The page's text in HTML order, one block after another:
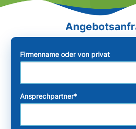
Firmenname oder von privat
Ansprechpartner*